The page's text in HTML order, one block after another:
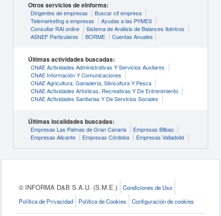
Otros servicios de eInforma:
Dirigentes de empresas
Buscar cif empresa
Telemarketing a empresas
Ayudas a las PYMES
Consultar RAI online
Sistema de Análisis de Balances Ibéricos
ASNEF Particulares
BORME Cuentas Anuales
Últimas actividades buscadas:
CNAE Actividades Administrativas Y Servicios Auxliares
CNAE Información Y Comunicaciones
CNAE Agricultura, Ganadería, Silvicultura Y Pesca
CNAE Actividades Artísticas, Recreativas Y De Entrenimiento
CNAE Actividades Sanitarias Y De Servicios Sociales
Últimas localidades buscadas:
Empresas Las Palmas de Gran Canaria
Empresas Bilbao
Empresas Alicante
Empresas Córdoba Empresas Valladolid
© INFORMA D&B S.A.U. (S.M.E.)
Condiciones de Uso
Política de Privacidad
Política de Cookies Configuración de cookies